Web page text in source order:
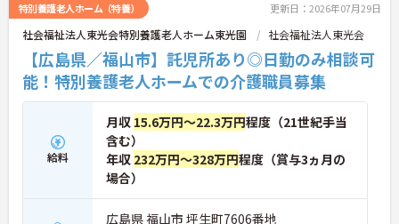
特別養護老人ホーム（特養） 更新日：2026年07月29日
社会福祉法人東光会特別養護老人ホーム東光園 社会福祉法人東光会
【広島県／福山市】託児所あり◎日勤のみ相談可
能！特別養護老人ホームでの介護職員募集
給料
月収 15.6万円～22.3万円程度（21世紀手当
含む）
年収 232万円～328万円程度（賞与3ヵ月の
場合）
広島県 福山市 坪生町7606番地